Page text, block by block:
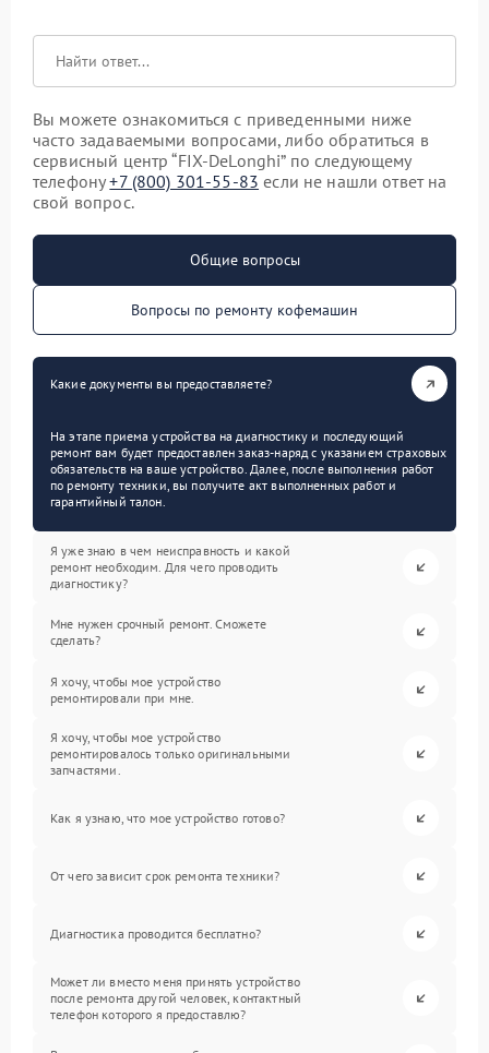
Вы можете ознакомиться с приведенными ниже
часто задаваемыми вопросами, либо обратиться в
сервисный центр “FIX-DeLonghi” по следующему
телефону+7 (800) 301-55-83 если не нашли ответ на
свой вопрос.
Общие вопросы
Вопросы по ремонту кофемашин
Какие документы вы предоставляете?
На этапе приема устройства на диагностику и последующий
ремонт вам будет предоставлен заказ-наряд с указанием страховых
обязательств на ваше устройство. Далее, после выполнения работ
по ремонту техники, вы получите акт выполненных работ и
гарантийный талон.
Я уже знаю в чем неисправность и какой
ремонт необходим. Для чего проводить
диагностику?
Мне нужен срочный ремонт. Сможете
сделать?
Я хочу, чтобы мое устройство
ремонтировали при мне.
Я хочу, чтобы мое устройство
ремонтировалось только оригинальными
запчастями.
Как я узнаю, что мое устройство готово?
От чего зависит срок ремонта техники?
Диагностика проводится бесплатно?
Может ли вместо меня принять устройство
после ремонта другой человек, контактный
телефон которого я предоставлю?